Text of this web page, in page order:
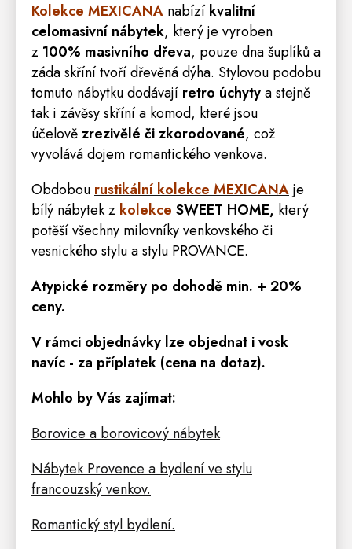
Kolekce MEXICANA nabízí kvalitní
celomasivní nábytek, který je vyroben
z 100% masivního dřeva, pouze dna šuplíků a
záda skříní tvoří dřevěná dýha. Stylovou podobu
tomuto nábytku dodávají retro úchytya stejně
tak i závěsy skříní a komod, které jsou
účelovězrezivělé či zkorodované, což
vyvolává dojem romantického venkova.
Obdobou rustikální kolekce MEXICANAje
bílý nábytek z kolekce SWEET HOME, který
potěší všechny milovníky venkovského či
vesnického stylu a stylu PROVANCE.
Atypické rozměry po dohodě min. + 20%
ceny.
V rámci objednávky lze objednat i vosk
navíc - za příplatek (cena na dotaz).
Mohlo by Vás zajímat:
Borovice a borovicový nábytek
Nábytek Provence a bydlení ve stylu
francouzský venkov.
Romantický styl bydlení.